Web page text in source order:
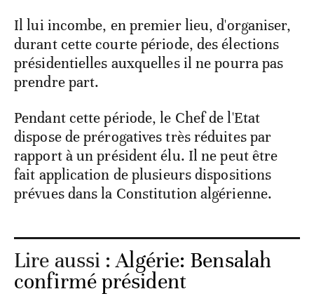
Il lui incombe, en premier lieu, d'organiser,
durant cette courte période, des élections
présidentielles auxquelles il ne pourra pas
prendre part.
Pendant cette période, le Chef de l'Etat
dispose de prérogatives très réduites par
rapport à un président élu. Il ne peut être
fait application de plusieurs dispositions
prévues dans la Constitution algérienne.
Lire aussi :Algérie: Bensalah
confirmé président